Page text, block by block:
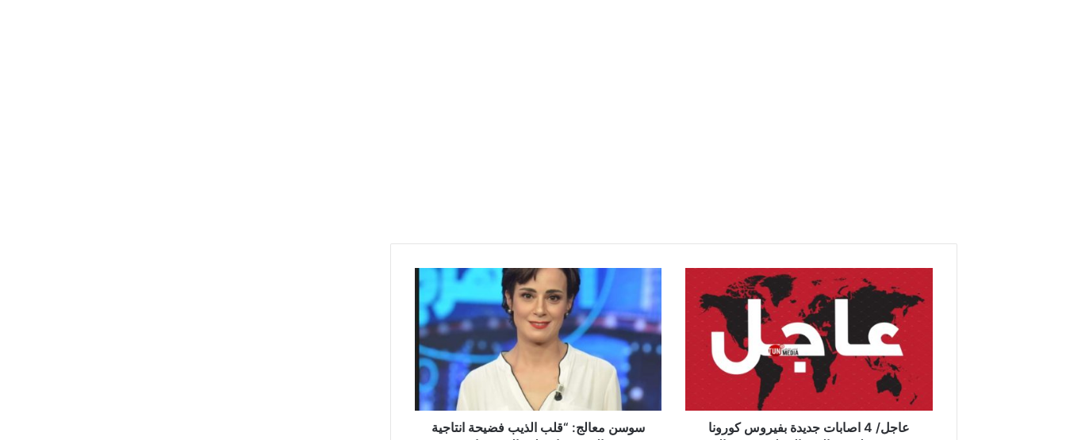
ا
عاجل/ 4 اصابات جديدة بفيروس كورونا
س
ن
م
ع
ج
سوسن معالج: “قلب الذيب فضيحة انتاجية